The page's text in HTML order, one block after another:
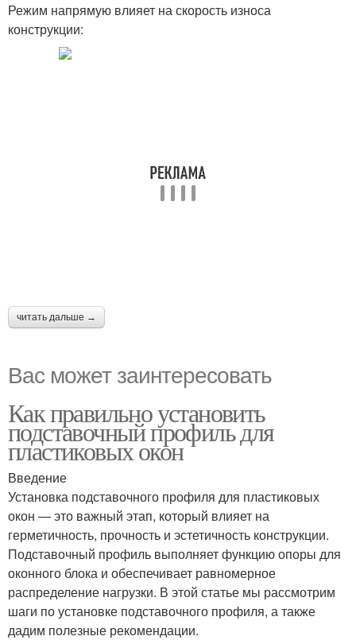
Режим напрямую влияет на скорость износа
конструкции:
читать дальше →
Вас может заинтересовать
Как правильно установить
подставочный профиль для
пластиковых окон
Введение
Установка подставочного профиля для пластиковых
окон — это важный этап, который влияет на
герметичность, прочность и эстетичность конструкции.
Подставочный профиль выполняет функцию опоры для
оконного блока и обеспечивает равномерное
распределение нагрузки. В этой статье мы рассмотрим
шаги по установке подставочного профиля, а также
дадим полезные рекомендации.